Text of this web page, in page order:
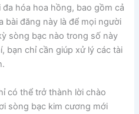
hóa hoa hồng, bao gồm cả
bài đăng này là để mọi người
sòng bạc nào trong số này
bạn chỉ cần giúp xử lý các tài
có thể trở thành lời chào
sòng bạc kim cương mới